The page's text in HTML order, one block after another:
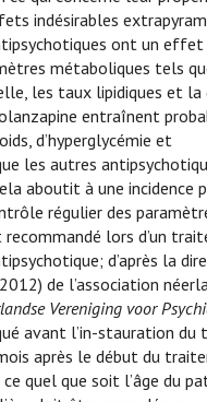
indésirables
ont un
métaboliques tels
les taux lipidiques et la
entraînent
d’hyperglycémie et
les autres
aboutit à une incidence
régulier des
lors d’un
d’après la
de l’association
Vereniging voor
avant l’in-stauration du
après le début du
quel que soit l’âge du